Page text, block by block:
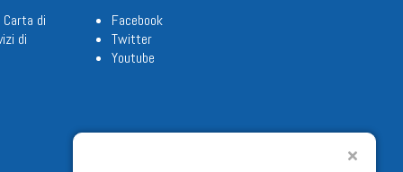
di
di
Facebook
Twitter
Youtube